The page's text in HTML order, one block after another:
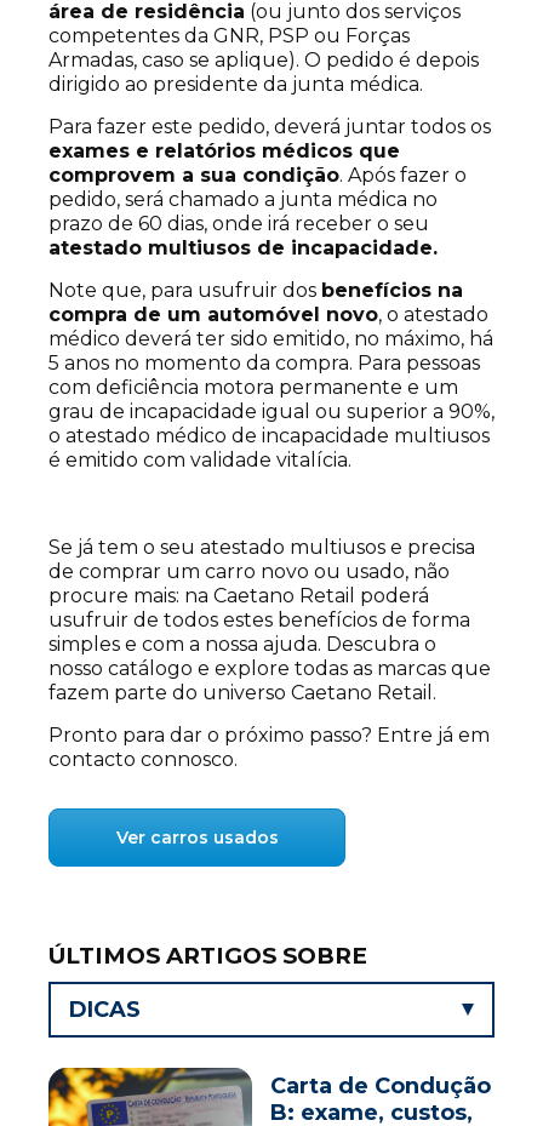
área de residência (ou junto dos serviços
competentes da GNR, PSP ou Forças
Armadas, caso se aplique). O pedido é depois
dirigido ao presidente da junta médica.
Para fazer este pedido, deverá juntar todos os
exames e relatórios médicos que
comprovem a sua condição. Após fazer o
pedido, será chamado a junta médica no
prazo de 60 dias, onde irá receber o seu
atestado multiusos de incapacidade.
Note que, para usufruir dos benefícios na
compra de um automóvel novo, o atestado
médico deverá ter sido emitido, no máximo, há
5 anos no momento da compra. Para pessoas
com deficiência motora permanente e um
grau de incapacidade igual ou superior a 90%,
o atestado médico de incapacidade multiusos
é emitido com validade vitalícia.
Se já tem o seu atestado multiusos e precisa
de comprar um carro novo ou usado, não
procure mais: na Caetano Retail poderá
usufruir de todos estes benefícios de forma
simples e com a nossa ajuda. Descubra o
nosso catálogo e explore todas as marcas que
fazem parte do universo Caetano Retail.
Pronto para dar o próximo passo? Entre já em
contacto connosco.
Ver carros usados
ÚLTIMOS ARTIGOS SOBRE
DICAS
Carta de Condução
B: exame, custos,